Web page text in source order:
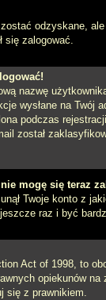
zostać odzyskane,
się zalogować.
nazwę
wysłane na
podczas
został
mogę się teraz
Twoje konto z
raz i być
Act of 1998, to
opiekunów
się z prawnikiem.